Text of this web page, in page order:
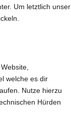
Um letztlich unser
welche es dir
Nutze hierzu
Hürden